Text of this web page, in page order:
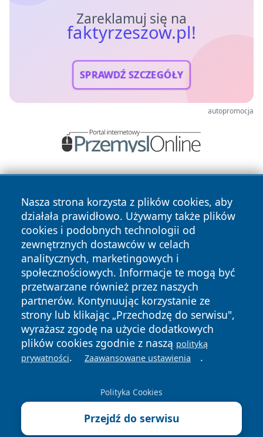
Zareklamuj się na
faktyrzeszow.pl!
SPRAWDŹ SZCZEGÓŁY
autopromocja
Nasza strona korzysta z plików cookies, aby
działała prawidłowo. Używamy także plików
cookies i podobnych technologii od
zewnętrznych dostawców w celach
analitycznych, marketingowych i
społecznościowych. Informacje te mogą być
przetwarzane również przez naszych
partnerów. Kontynuując korzystanie ze
strony lub klikając „Przechodzę do serwisu",
wyrażasz zgodę na użycie dodatkowych
plików cookies zgodnie z naszą polityką
prywatności. Zaawansowane ustawienia .
Polityka Cookies
Przejdź do serwisu
Copyright © 2026 faktyrzeszow.pl Wszystkie prawa
zastrzeżone.
News Autorzy
Polityka
Prywatności
Polityka
Cookies